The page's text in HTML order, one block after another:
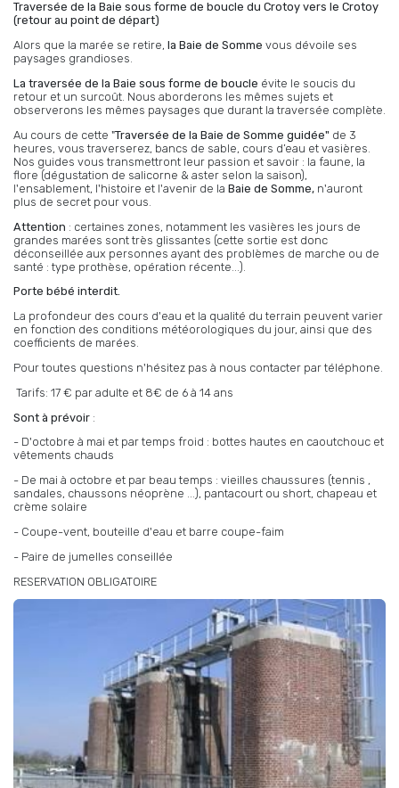
Traversée de la Baie sous forme de boucle du Crotoy vers le Crotoy
(retour au point de départ)
Alors que la marée se retire, la Baie de Somme vous dévoile ses
paysages grandioses.
La traversée de la Baie sous forme de boucle évite le soucis du
retour et un surcoût. Nous aborderons les mêmes sujets et
observerons les mêmes paysages que durant la traversée complète.
Au cours de cette "Traversée de la Baie de Somme guidée" de 3
heures, vous traverserez, bancs de sable, cours d’eau et vasières.
Nos guides vous transmettront leur passion et savoir : la faune, la
flore (dégustation de salicorne & aster selon la saison),
l'ensablement, l'histoire et l'avenir de la Baie de Somme, n'auront
plus de secret pour vous.
Attention : certaines zones, notamment les vasières les jours de
grandes marées sont très glissantes (cette sortie est donc
déconseillée aux personnes ayant des problèmes de marche ou de
santé : type prothèse, opération récente...).
Porte bébé interdit.
La profondeur des cours d'eau et la qualité du terrain peuvent varier
en fonction des conditions météorologiques du jour, ainsi que des
coefficients de marées.
Pour toutes questions n'hésitez pas à nous contacter par téléphone.
Tarifs: 17 € par adulte et 8€ de 6 à 14 ans
Sont à prévoir :
- D'octobre à mai et par temps froid : bottes hautes en caoutchouc et
vêtements chauds
- De mai à octobre et par beau temps : vieilles chaussures (tennis ,
sandales, chaussons néoprène ...), pantacourt ou short, chapeau et
crème solaire
- Coupe-vent, bouteille d'eau et barre coupe-faim
- Paire de jumelles conseillée
RESERVATION OBLIGATOIRE